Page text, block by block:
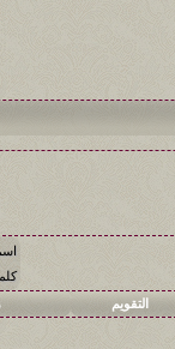
التقويم